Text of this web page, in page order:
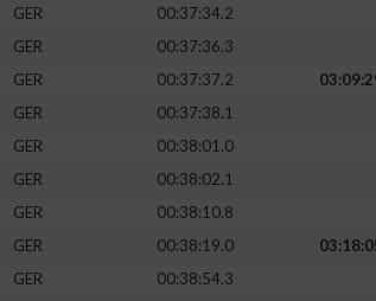
GER
00:37:34.2
GER
00:37:36.3
GER 00:37:37.2
GER
00:37:38.1
GER
00:38:01.0
GER
00:38:02.1
GER
00:38:10.8
GER 00:38:19.0
GER
00:38:54.3